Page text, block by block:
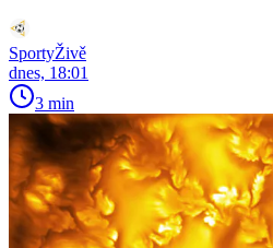
SportyŽivě
dnes, 18:01
3 min